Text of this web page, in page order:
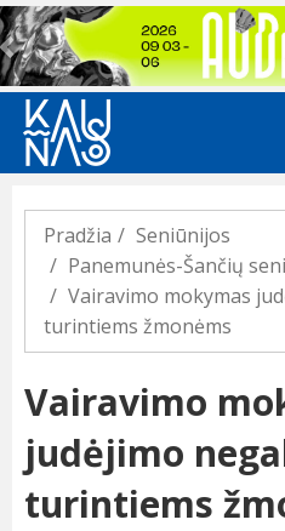
Previous
Pradžia
Seniūnijos
Panemunės-Šančių
Vairavimo mokymas
turintiems žmonėms
Vairavimo
judėjimo
turintiems